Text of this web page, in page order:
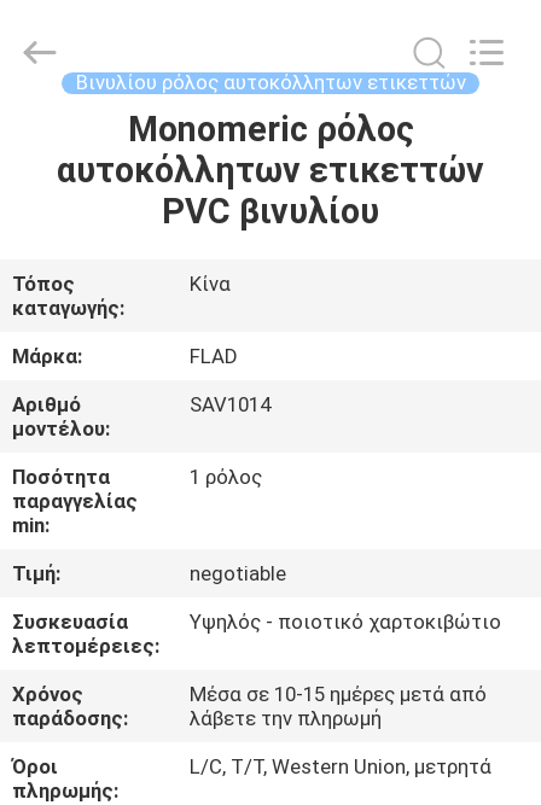
ΠΡΟΪΌΝΤΑ
ΣΧΕΤΙΚΆ
ΜΕ
ΕΜΆΣ
ΕΠΙΣΚΕΨΉ
ΕΡΓΟΣΤΑΣΊΟΥ
ΈΛΕΓΧΟΣ
ΕΠΙΚΟΙΝΩΝΉΣΤΕ
ΜΑΖΊ
ΜΑΣ
Material
Βινυλίου ρόλος αυτοκόλλητων ετικεττών
Monomeric ρόλος
αυτοκόλλητων ετικεττών
PVC βινυλίου
Τόπος
καταγωγής:
Κίνα
Μάρκα:
FLAD
Αριθμό
μοντέλου:
SAV1014
Ποσότητα
παραγγελίας
min:
1 ρόλος
Τιμή:
negotiable
Συσκευασία
λεπτομέρειες:
Υψηλός - ποιοτικό χαρτοκιβώτιο
Χρόνος
παράδοσης:
Μέσα σε 10-15 ημέρες μετά από
λάβετε την πληρωμή
Όροι
πληρωμής:
L/C, T/T, Western Union, μετρητά